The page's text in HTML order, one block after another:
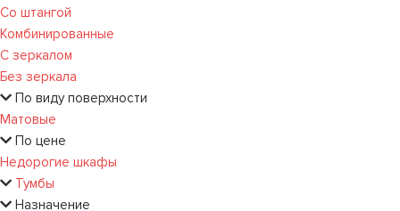
Со штангой
Комбинированные
С зеркалом
Без зеркала
По виду поверхности
Матовые
По цене
Недорогие шкафы
Тумбы
Назначение